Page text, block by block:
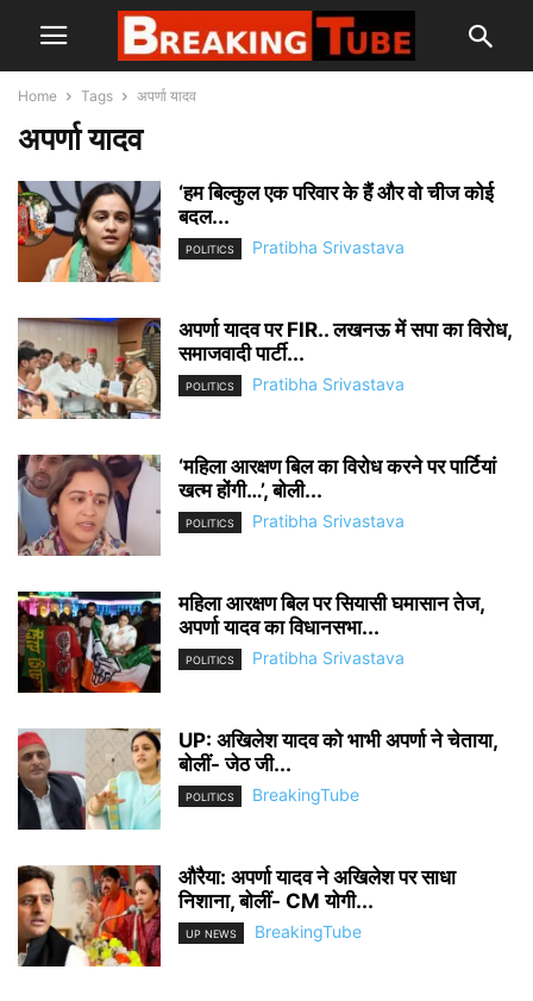
Home Tags अपर्णा यादव
अपर्णा यादव
‘हम बिल्कुल एक परिवार के हैं और वो चीज कोई
बदल...
POLITICS Pratibha Srivastava
अपर्णा यादव पर FIR.. लखनऊ में सपा का विरोध,
समाजवादी पार्टी...
POLITICS Pratibha Srivastava
‘महिला आरक्षण बिल का विरोध करने पर पार्टियां
खत्म होंगी…’, बोली...
POLITICS Pratibha Srivastava
महिला आरक्षण बिल पर सियासी घमासान तेज,
अपर्णा यादव का विधानसभा...
POLITICS Pratibha Srivastava
UP: अखिलेश यादव को भाभी अपर्णा ने चेताया,
बोलीं- जेठ जी...
POLITICS BreakingTube
औरैया: अपर्णा यादव ने अखिलेश पर साधा
निशाना, बोलीं- CM योगी...
UP NEWS BreakingTube